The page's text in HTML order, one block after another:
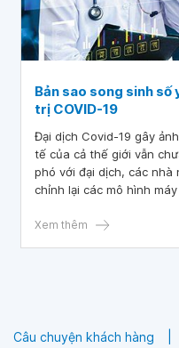
Bản sao song sinh
trị COVID-19
Đại dịch Covid-19 gây
tế của cả thế giới vẫn
phó với đại dịch, các nhà
chỉnh lại các mô hình
sử dụng công nghệ AI để
phương pháp điều trị
Xem thêm
Câu chuyện khách hàng